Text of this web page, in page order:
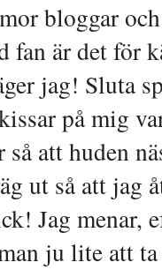
bloggar
fan är det för
jag! Sluta
på mig
att huden
ut så att
Jag menar,
ju lite att